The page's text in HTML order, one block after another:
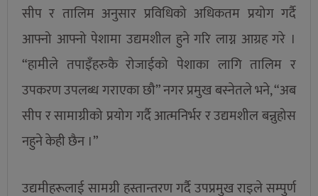
सीप र तालिम अनुसार प्रविधिको अधिकतम प्रयोग गर्दै
आफ्नो आफ्नो पेशामा उद्यमशील हुने गरि लाग्न आग्रह गरे ।
“हामीले तपाइँहरुकै रोजाईको पेशाका लागि तालिम र
उपकरण उपलब्ध गराएका छौ” नगर प्रमुख बस्नेतले भने, “अब
सीप र सामाग्रीको प्रयोग गर्दै आत्मनिर्भर र उद्यमशील बन्नुहोस
नहुने केही छैन ।”
उद्यमीहरूलाई सामग्री हस्तान्तरण गर्दै उपप्रमुख राइले सम्पुर्ण